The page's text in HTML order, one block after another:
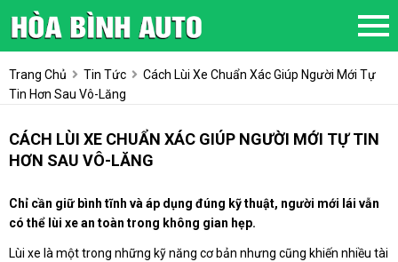
Trang Chủ Tin Tức
Cách Lùi Xe Chuẩn Xác Giúp Người Mới Tự
Tin Hơn Sau Vô-Lăng
CÁCH LÙI XE CHUẨN XÁC GIÚP NGƯỜI MỚI TỰ TIN
HƠN SAU VÔ-LĂNG
Chỉ cần giữ bình tĩnh và áp dụng đúng kỹ thuật, người mới lái vẫn
có thể lùi xe an toàn trong không gian hẹp.
Lùi xe là một trong những kỹ năng cơ bản nhưng cũng khiến nhiều tài